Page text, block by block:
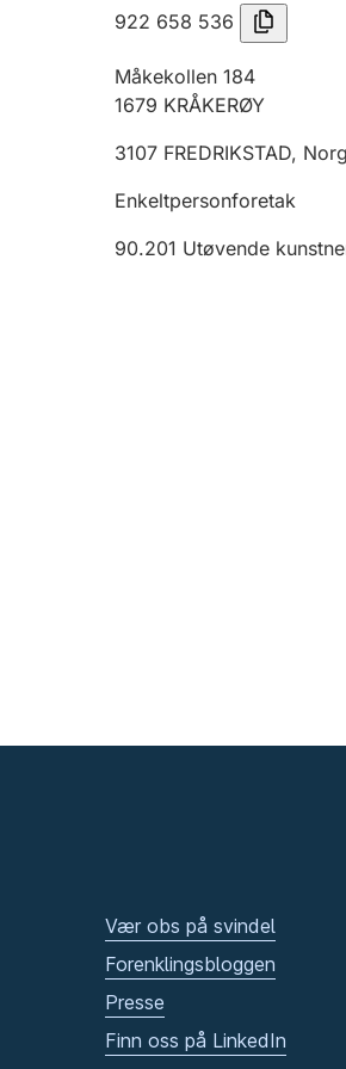
922 658 536
Måkekollen 184
1679 KRÅKERØY
3107 FREDRIKSTAD,
Enkeltpersonforetak
90.201 Utøvende
Vær obs på svindel
Forenklingsbloggen
Presse
Finn oss på LinkedIn